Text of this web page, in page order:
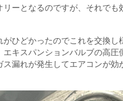
ーとなるのですが、それでも
ひどかったのでこれを交換し
キスパンションバルブの高圧
漏れが発生してエアコンが効